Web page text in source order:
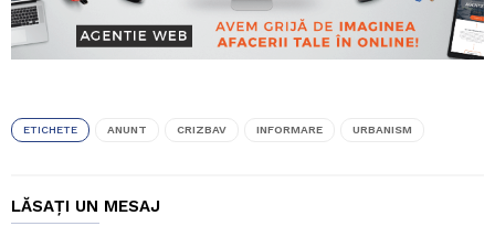
ETICHETE ANUNT CRIZBAV INFORMARE URBANISM
LĂSAȚI UN MESAJ